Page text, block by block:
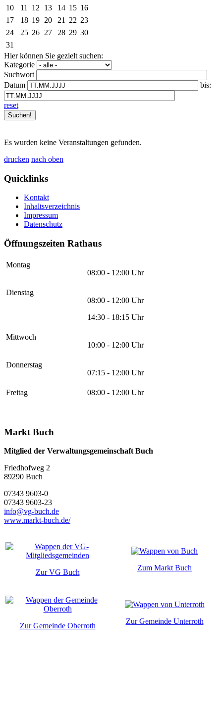
10
11 12 13 14 15 16
17
18 19 20 21 22 23
24
25 26 27 28 29 30
31
Hier können Sie gezielt suchen:
Kategorie
Suchwort
Datum
bis:
reset
Es wurden keine Veranstaltungen gefunden.
drucken nach oben
Quicklinks
Kontakt
Inhaltsverzeichnis
Impressum
Datenschutz
Öffnungszeiten Rathaus
Montag
08:00 - 12:00 Uhr
Dienstag
08:00 - 12:00 Uhr
14:30 - 18:15 Uhr
Mittwoch
10:00 - 12:00 Uhr
Donnerstag
07:15 - 12:00 Uhr
Freitag 08:00 - 12:00 Uhr
Markt Buch
Mitglied der Verwaltungsgemeinschaft Buch
Friedhofweg 2
89290 Buch
07343 9603-0
07343 9603-23
info@vg-buch.de
www.markt-buch.de/
Zur VG Buch
Zum Markt Buch
Zur Gemeinde Oberroth
Zur Gemeinde Unterroth